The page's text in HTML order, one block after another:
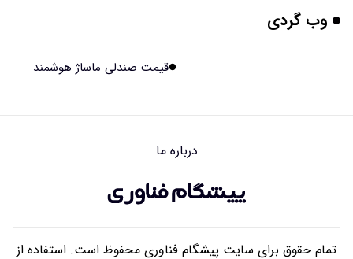
برنج فضایی چین به مرحله برداشت رسید
ایرانی‌ها چقدر از هوش مصنوعی استفاده می‌کنند؟
وب گردی
قیمت صندلی ماساژ هوشمند
درباره ما
تمام حقوق برای سایت پیشگام فناوری محفوظ است. استفاده از